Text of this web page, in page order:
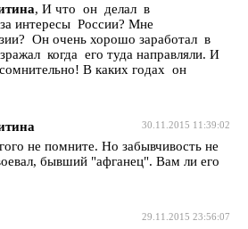
, И что он делал в
интересы России? Мне
Он очень хорошо заработал в
когда его туда направляли. И
В каких годах он
30.11.2015 11:39:02
не помните. Но забывчивость не
бывший "афганец". Вам ли его
29.11.2015 23:56:07